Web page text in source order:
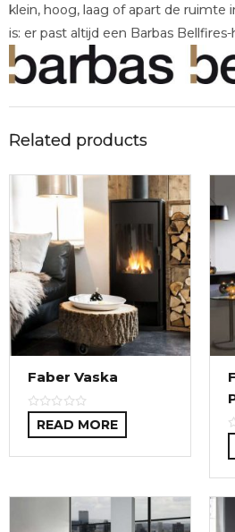
klein, hoog, laag of apart de ruimte
is: er past altijd een Barbas Bellfires-
Related products
Faber Vaska
READ MORE